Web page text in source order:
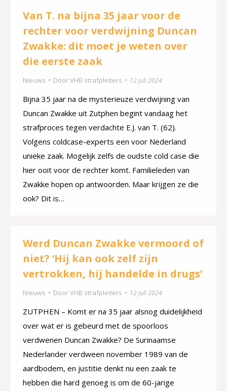
Van T. na bijna 35 jaar voor de
rechter voor verdwijning Duncan
Zwakke: dit moet je weten over
die eerste zaak
Nieuws DoorVHB strafpleiters 12 juli 2024
Bijna 35 jaar na de mysterieuze verdwijning van
Duncan Zwakke uit Zutphen begint vandaag het
strafproces tegen verdachte E.J. van T. (62).
Volgens coldcase-experts een voor Nederland
unieke zaak. Mogelijk zelfs de oudste cold case die
hier ooit voor de rechter komt. Familieleden van
Zwakke hopen op antwoorden. Maar krijgen ze die
ook? Dit is…
Werd Duncan Zwakke vermoord of
niet? ‘Hij kan ook zelf zijn
vertrokken, hij handelde in drugs’
Nieuws DoorVHB strafpleiters 12 juli 2024
ZUTPHEN – Komt er na 35 jaar alsnog duidelijkheid
over wat er is gebeurd met de spoorloos
verdwenen Duncan Zwakke? De Surinaamse
Nederlander verdween november 1989 van de
aardbodem, en justitie denkt nu een zaak te
hebben die hard genoeg is om de 60-jarige